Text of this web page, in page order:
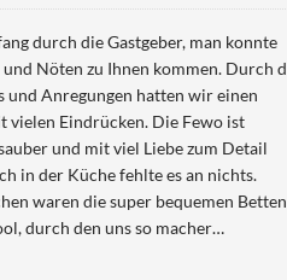
durch die Gastgeber, man konnte
Nöten zu Ihnen kommen. Durch die
hatten wir einen
vielen Eindrücken. Die Fewo ist
und mit viel Liebe zum Detail
waren die super bequemen Betten
durch den uns so macher